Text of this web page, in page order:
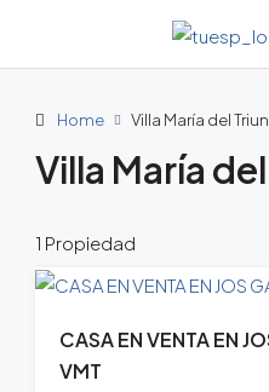
Home Villa María del
Villa María
1 Propiedad
CASA EN VENTA EN
VMT